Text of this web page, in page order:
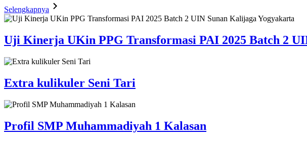
Selengkapnya
Uji Kinerja UKin PPG Transformasi PAI 2025 Batch 2
Extra kulikuler Seni Tari
Profil SMP Muhammadiyah 1 Kalasan